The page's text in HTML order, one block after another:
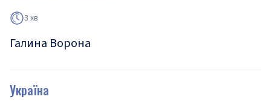
3 хв
Галина Ворона
Україна